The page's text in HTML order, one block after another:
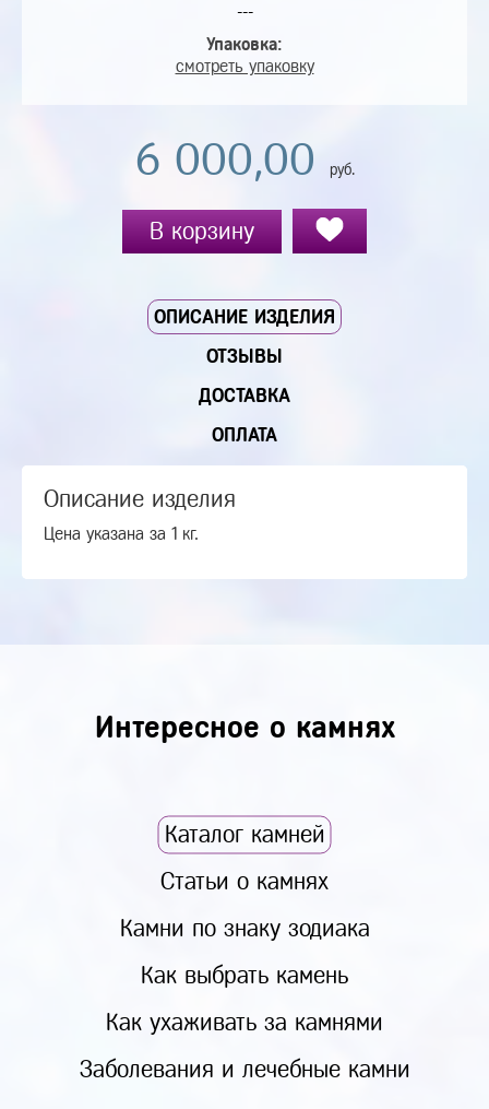
---
Упаковка:
смотреть упаковку
6 000,00 руб.
В корзину
ОПИСАНИЕ ИЗДЕЛИЯ
ОТЗЫВЫ
ДОСТАВКА
ОПЛАТА
Описание изделия
Цена указана за 1 кг.
Интересное о камнях
Каталог камней
Статьи о камнях
Камни по знаку зодиака
Как выбрать камень
Как ухаживать за камнями
Заболевания и лечебные камни